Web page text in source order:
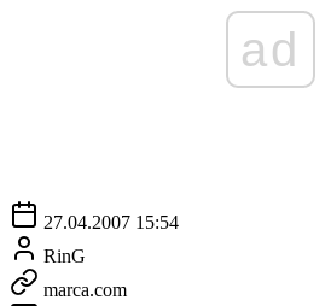
ad
27.04.2007 15:54
RinG
marca.com